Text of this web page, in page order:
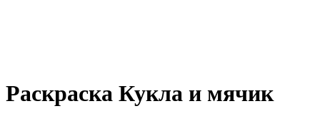
Раскраска Кукла и мячик